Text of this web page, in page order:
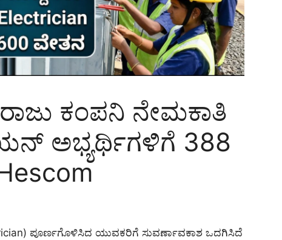
ಕಂಪನಿ ನೇಮಕಾತಿ
ಅಭ್ಯರ್ಥಿಗಳಿಗೆ 388
ಪೂರ್ಣಗೊಳಿಸಿದ ಯುವಕರಿಗೆ ಸುವರ್ಣಾವಕಾಶ ಒದಗಿಸಿದೆ